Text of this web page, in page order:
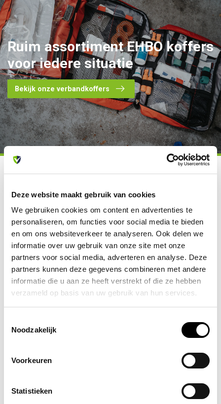
Deze website maakt gebruik van cookies
We gebruiken cookies om content en advertenties te
personaliseren, om functies voor social media te bieden
en om ons websiteverkeer te analyseren. Ook delen we
informatie over uw gebruik van onze site met onze
partners voor social media, adverteren en analyse. Deze
partners kunnen deze gegevens combineren met andere
informatie die u aan ze heeft verstrekt of die ze hebben
verzameld op basis van uw gebruik van hun services.
Noodzakelijk
Voorkeuren
Statistieken
Ruim assortimentEHBO koffers
voor iedere situatie
Bekijk onze verbandkoffers
Allesveilig.nl - dé specialist op
het gebied van brand- en
veiligheidsartikelen
Allesveilig.nl is al sinds 2008 een vertrouwd adres op het gebied
van beveiligingsproducten. In onze webwinkel kunt u de beste
merken bestellen voor gunstige prijzen. Daarnaast heeft onze
ervaren klantenservice alle vakkundige kennis in huis om u te
adviseren en waar nodig te ondersteunen. Ons centrale
magazijn is gevestigd in Breda. Hier beheren wij een grote eigen
voorraad zodat bestelde producten direct worden ingepakt en
meervoudig gecertificeerd en officieel dealer van een groot
aantal A-merken. Zo bent u bij ons aan het juiste adres als u
opzoek bent naar artikelen voor het brandveilig maken van uw
woning of bedrijf. Wij verkopen betrouwbare en gecertificeerde
hittemelders. Ook leveren wij goedgekeurde brandblussers,
blusdekens en vluchtladders van alle bekende fabrikanten.